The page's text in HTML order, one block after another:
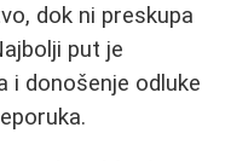
dok ni preskupa
put je
i donošenje odluke